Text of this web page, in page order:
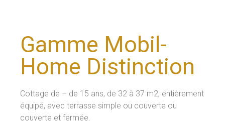
Gamme Mobil-
Home Distinction
Cottage de – de 15 ans, de 32 à 37 m2, entièrement
équipé, avec terrasse simple ou couverte ou
couverte et fermée.